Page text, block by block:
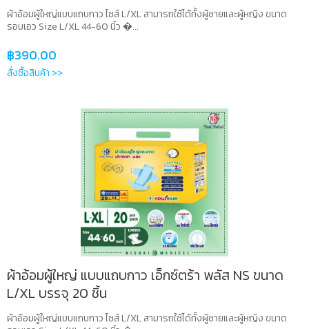
ผ้าอ้อมผู้ใหญ่แบบแถบกาว ไซส์ L/XL สามารถใช้ได้ทั้งผู้ชายและผู้หญิง ขนาด
รอบเอว Size L/XL 44-60 นิ้ว �...
฿390.00
สั่งซื้อสินค้า >>
ผ้าอ้อมผู้ใหญ่ แบบแถบกาว เอ็กซ์ตร้า พลัส NS ขนาด
L/XL บรรจุ 20 ชิ้น
ผ้าอ้อมผู้ใหญ่แบบแถบกาว ไซส์ L/XL สามารถใช้ได้ทั้งผู้ชายและผู้หญิง ขนาด